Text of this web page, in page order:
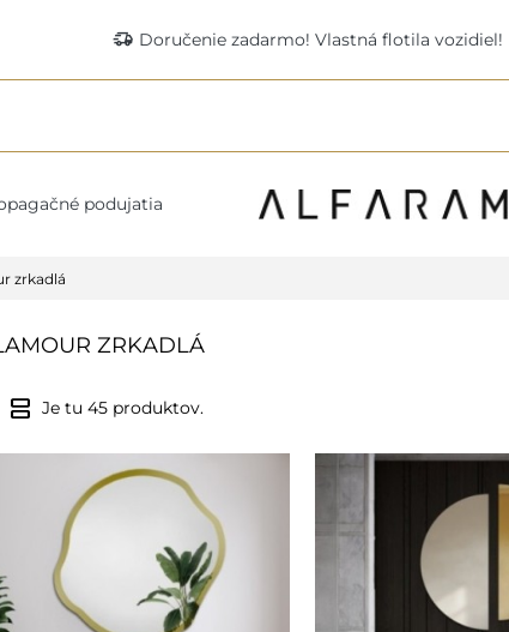
delivery_truck_speed Doručenie zadarmo! Vlastná flotila vozidiel!
podujatia
zrkadlá
ZRKADLÁ
view_agenda Je tu 45 produktov.